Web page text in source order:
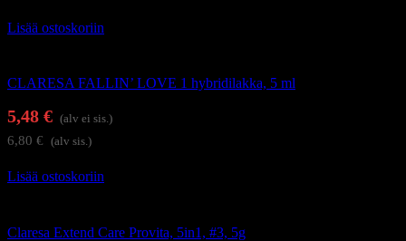
Lisää ostoskoriin
CLARESA FALLIN’ LOVE 1 hybridilakka, 5 ml
5,48 € (alv ei sis.)
6,80 € (alv sis.)
Lisää ostoskoriin
Claresa Extend Care Provita, 5in1, #3, 5g